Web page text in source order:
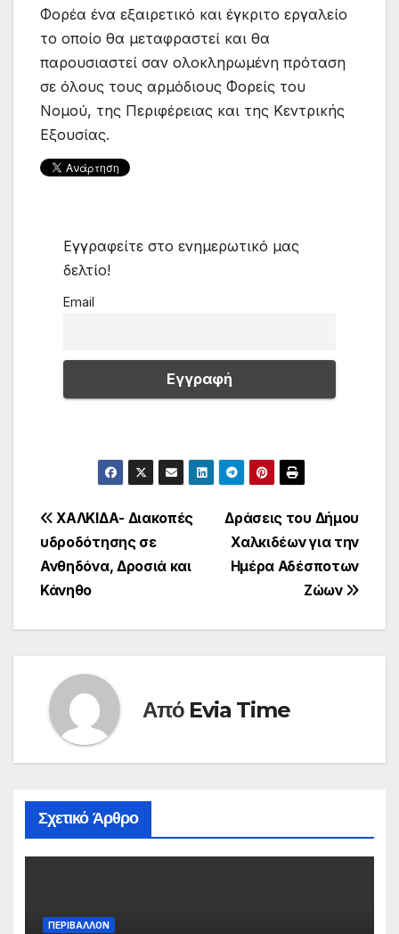
Φορέα ένα εξαιρετικό και έγκριτο εργαλείο
το οποίο θα μεταφραστεί και θα
παρουσιαστεί σαν ολοκληρωμένη πρόταση
σε όλους τους αρμόδιους Φορείς του
Νομού, της Περιφέρειας και της Κεντρικής
Εξουσίας.
Εγγραφείτε στο ενημερωτικό μας
δελτίο!
Email
Πλοήγηση
άρθρων
Δράσεις του Δήμου
Χαλκιδέων για την
Ημέρα Αδέσποτων
Ζώων
ΧΑΛΚΙΔΑ- Διακοπές
υδροδότησης σε
Ανθηδόνα, Δροσιά και
Κάνηθο
Από Evia Time
Σχετικό Άρθρο
ΠΕΡΙΒΑΛΛΟΝ